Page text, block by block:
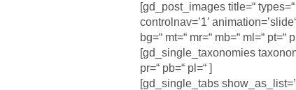
[gd_post_images title=“
controlnav=’1′
bg=“ mt=“ mr=“ mb=“ ml=“
[gd_single_taxonomies
pr=“ pb=“ pl=“ ]
[gd_single_tabs